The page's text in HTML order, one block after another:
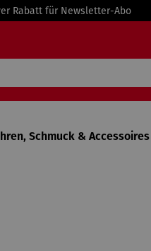
Rabatt für Newsletter-Abo
Schmuck & Accessoires